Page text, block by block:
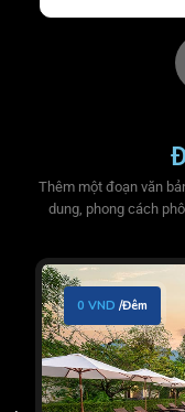
Thêm một đoạn văn
dung, phong cách
0 VND /Đêm